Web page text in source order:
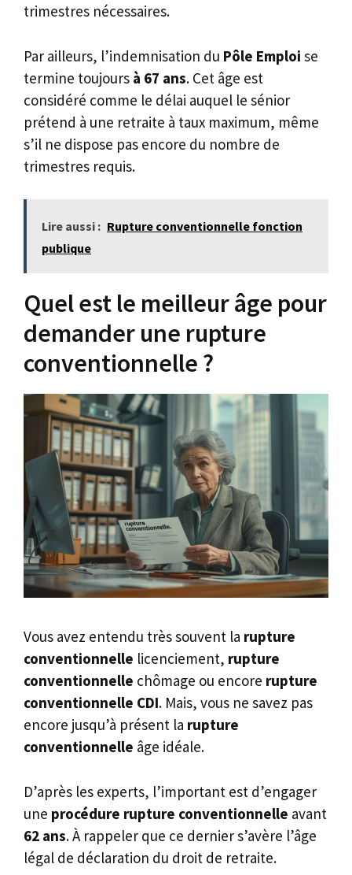
trimestres nécessaires.
Par ailleurs, l’indemnisation du Pôle Emploi se
termine toujours à 67 ans. Cet âge est
considéré comme le délai auquel le sénior
prétend à une retraite à taux maximum, même
s’il ne dispose pas encore du nombre de
trimestres requis.
Lire aussi : Rupture conventionnelle fonction
publique
Quel est le meilleur âge pour
demander une rupture
conventionnelle ?
Vous avez entendu très souvent la rupture
conventionnelle licenciement, rupture
conventionnelle chômage ou encore rupture
conventionnelle CDI. Mais, vous ne savez pas
encore jusqu’à présent la rupture
conventionnelle âge idéale.
D’après les experts, l’important est d’engager
une procédure rupture conventionnelle avant
62 ans. À rappeler que ce dernier s’avère l’âge
légal de déclaration du droit de retraite.